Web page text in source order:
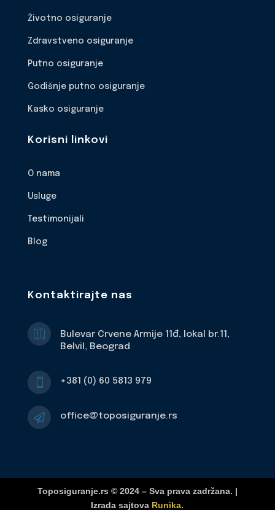
Životno osiguranje
Zdravstveno osiguranje
Putno osiguranje
Godišnje putno osiguranje
Kasko osiguranje
Korisni linkovi
O nama
Usluge
Testimonijali
Blog
Kontaktirajte nas

Bulevar Crvene Armije 11đ, lokal br.11,
Belvil, Beograd
 +381 (0) 60 5813 979
 office@toposiguranje.rs
Toposiguranje.rs © 2024 – Sva prava zadržana. |
Izrada sajtova Runika.